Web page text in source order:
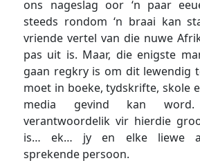
ons nageslag oor ‘n paar
steeds rondom ‘n braai kan
vriende vertel van die nuwe
pas uit is. Maar, die enigste
gaan regkry is om dit lewendig
moet in boeke, tydskrifte, skole
media gevind kan
verantwoordelik vir hierdie
is… ek… jy en elke liewe
sprekende persoon.